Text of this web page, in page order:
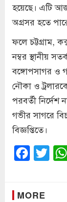
হয়েছে। এটি
অগ্রসর হতে
ফলে চট্টগ্রাম,
নম্বর স্থানীয়
বঙ্গোপসাগর ও
নৌকা ও
পরবর্তী নির্দেশ
গভীর সাগরে
বিজ্ঞপ্তিতে।
MORE